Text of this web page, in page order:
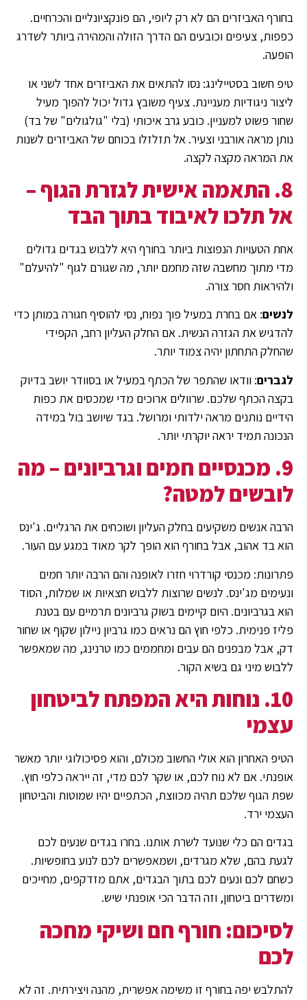
בחורף האביזרים הם לא רק ליופי, הם פונקציונליים והכרחיים.
כפפות, צעיפים וכובעים הם הדרך הזולה והמהירה ביותר לשדרג
הופעה.
טיפ חשוב בסטיילינג: נסו להתאים את האביזרים אחד לשני או
ליצור ניגודיות מעניינת. צעיף משובץ גדול יכול להפוך מעיל
שחור פשוט למעניין. כובע גרב איכותי (בלי "גולגולים" של בד)
נותן מראה אורבני וצעיר. אל תזלזלו בכוחם של האביזרים לשנות
את המראה מקצה לקצה.
8. התאמה אישית לגזרת הגוף –
אל תלכו לאיבוד בתוך הבד
אחת הטעויות הנפוצות ביותר בחורף היא ללבוש בגדים גדולים
מדי מתוך מחשבה שזה מחמם יותר, מה שגורם לגוף "להיעלם"
ולהיראות חסר צורה.
לנשים: אם בחרת במעיל פוך נפוח, נסי להוסיף חגורה במותן כדי
להדגיש את הגזרה הנשית. אם החלק העליון רחב, הקפידי
שהחלק התחתון יהיה צמוד יותר.
לגברים: וודאו שהתפר של הכתף במעיל או בסוודר יושב בדיוק
בקצה הכתף שלכם. שרוולים ארוכים מדי שמכסים את כפות
הידיים נותנים מראה ילדותי ומרושל. בגד שיושב בול במידה
הנכונה תמיד יראה יוקרתי יותר.
9. מכנסיים חמים וגרביונים – מה
לובשים למטה?
הרבה אנשים משקיעים בחלק העליון ושוכחים את הרגליים. ג'ינס
הוא בד אהוב, אבל בחורף הוא הופך לקר מאוד במגע עם העור.
פתרונות: מכנסי קורדרוי חזרו לאופנה והם הרבה יותר חמים
ונעימים מג'ינס. לנשים שרוצות ללבוש חצאיות או שמלות, הסוד
הוא בגרביונים. היום קיימים בשוק גרביונים תרמיים עם בטנת
פליז פנימית. כלפי חוץ הם נראים כמו גרביון ניילון שקוף או שחור
דק, אבל מבפנים הם עבים ומחממים כמו טרנינג, מה שמאפשר
ללבוש מיני גם בשיא הקור.
10. נוחות היא המפתח לביטחון
עצמי
הטיפ האחרון הוא אולי החשוב מכולם, והוא פסיכולוגי יותר מאשר
אופנתי. אם לא נוח לכם, או שקר לכם מדי, זה ייראה כלפי חוץ.
שפת הגוף שלכם תהיה מכווצת, הכתפיים יהיו שמוטות והביטחון
העצמי ירד.
בגדים הם כלי שנועד לשרת אותנו. בחרו בגדים שנעים לכם
לגעת בהם, שלא מגרדים, ושמאפשרים לכם לנוע בחופשיות.
כשחם לכם ונעים לכם בתוך הבגדים, אתם מזדקפים, מחייכים
ומשדרים ביטחון, וזה הדבר הכי אופנתי שיש.
לסיכום: חורף חם ושיקי מחכה
לכם
להתלבש יפה בחורף זו משימה אפשרית, מהנה ויצירתית. זה לא